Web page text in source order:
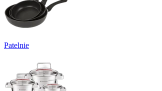
Patelnie